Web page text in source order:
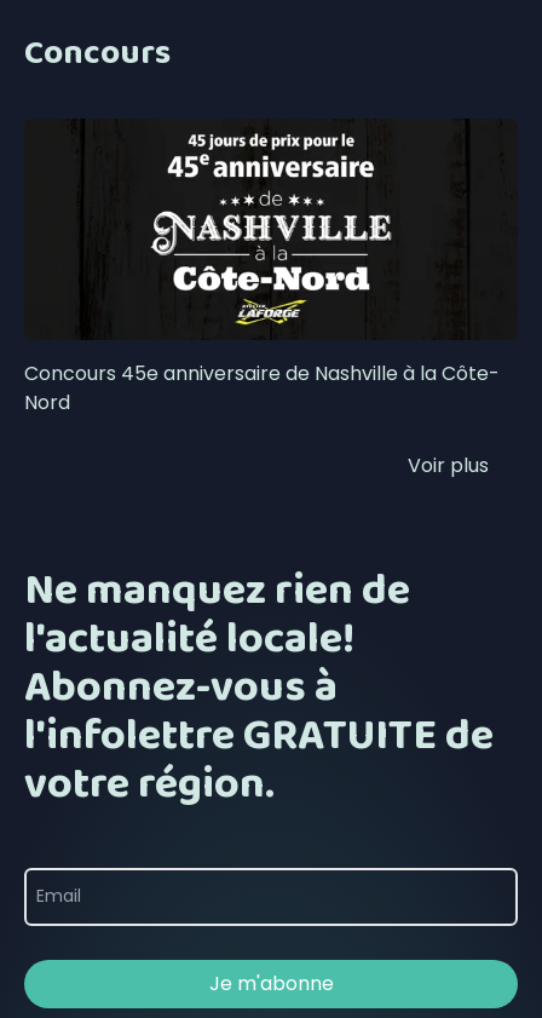
Concours
Concours 45e anniversaire de Nashville à la Côte-
Nord
Voir plus
Ne manquez rien de
l'actualité locale!
Abonnez-vous à
l'infolettre GRATUITE de
votre région.